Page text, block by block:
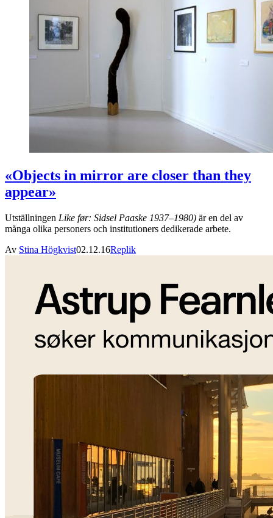
«Objects in mirror are closer than they
appear»
Utställningen Like før: Sidsel Paaske 1937–1980) är en del av
många olika personers och institutioners dedikerade arbete.
Av Stina Högkvist02.12.16Replik